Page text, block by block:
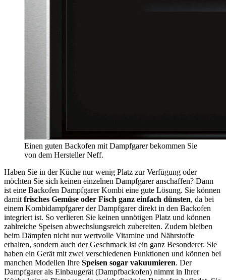
Einen guten Backofen mit Dampfgarer bekommen Sie
von dem Hersteller Neff.
Haben Sie in der Küche nur wenig Platz zur Verfügung oder
möchten Sie sich keinen einzelnen Dampfgarer anschaffen? Dann
ist eine Backofen Dampfgarer Kombi eine gute Lösung. Sie können
damit frisches Gemüse oder Fisch ganz einfach dünsten, da bei
einem Kombidampfgarer der Dampfgarer direkt in den Backofen
integriert ist. So verlieren Sie keinen unnötigen Platz und können
zahlreiche Speisen abwechslungsreich zubereiten. Zudem bleiben
beim Dämpfen nicht nur wertvolle Vitamine und Nährstoffe
erhalten, sondern auch der Geschmack ist ein ganz Besonderer. Sie
haben ein Gerät mit zwei verschiedenen Funktionen und können bei
manchen Modellen Ihre Speisen sogar vakuumieren. Der
Dampfgarer als Einbaugerät (Dampfbackofen) nimmt in Ihrer